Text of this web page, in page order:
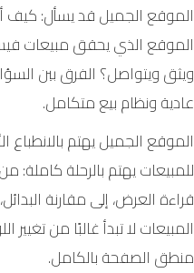
الموقع الجميل قد يسأل: كيف
الموقع الذي يحقق مبيعات
ويثق ويتواصل؟ الفرق بين
عادية ونظام بيع متكامل.
الموقع الجميل يهتم
للمبيعات يهتم بالرحلة كاملة:
قراءة العرض، إلى مقارنة
المبيعات لا تبدأ غالبًا من تغيير
منطق الصفحة بالكامل.